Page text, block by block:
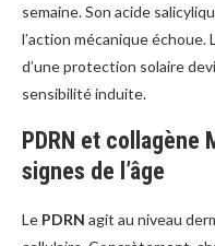
semaine. Son acide
l’action mécanique échoue.
d’une protection solaire
sensibilité induite.
PDRN et collagène
signes de l’âge
Le PDRN agit au niveau